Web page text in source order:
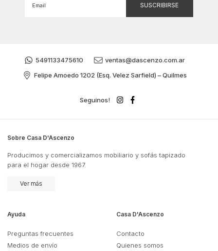
5491133475610
ventas@dascenzo.com.ar
Felipe Amoedo 1202 (Esq. Velez Sarfield) – Quilmes
Seguinos!
Sobre Casa D'Ascenzo
Producimos y comercializamos mobiliario y sofás tapizado
para el hogar desde 1967.
Ver más
Ayuda
Preguntas frecuentes
Medios de envío
Casa D'Ascenzo
Contacto
Quienes somos